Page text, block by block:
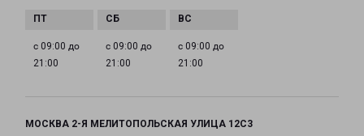
с 09:00 до
21:00
с 09:00 до
21:00
с 09:00 до
21:00
МОСКВА 2-Я МЕЛИТОПОЛЬСКАЯ УЛИЦА 12С3